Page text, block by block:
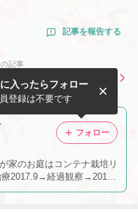
記事を報告する
記事
家のお庭はコンテナ栽培リ
2017.9→経過観察→2019.
入ったらフォロー
登録は不要です
フォロー